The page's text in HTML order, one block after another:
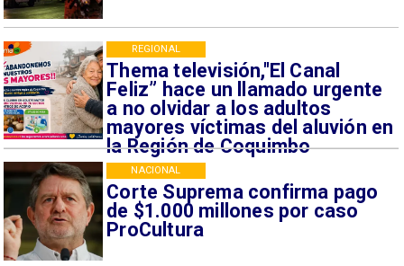
Thema televisión,"El Canal
Feliz” hace un llamado urgente
a no olvidar a los adultos
mayores víctimas del aluvión en
la Región de Coquimbo
REGIONAL
Corte Suprema confirma pago
de $1.000 millones por caso
ProCultura
NACIONAL